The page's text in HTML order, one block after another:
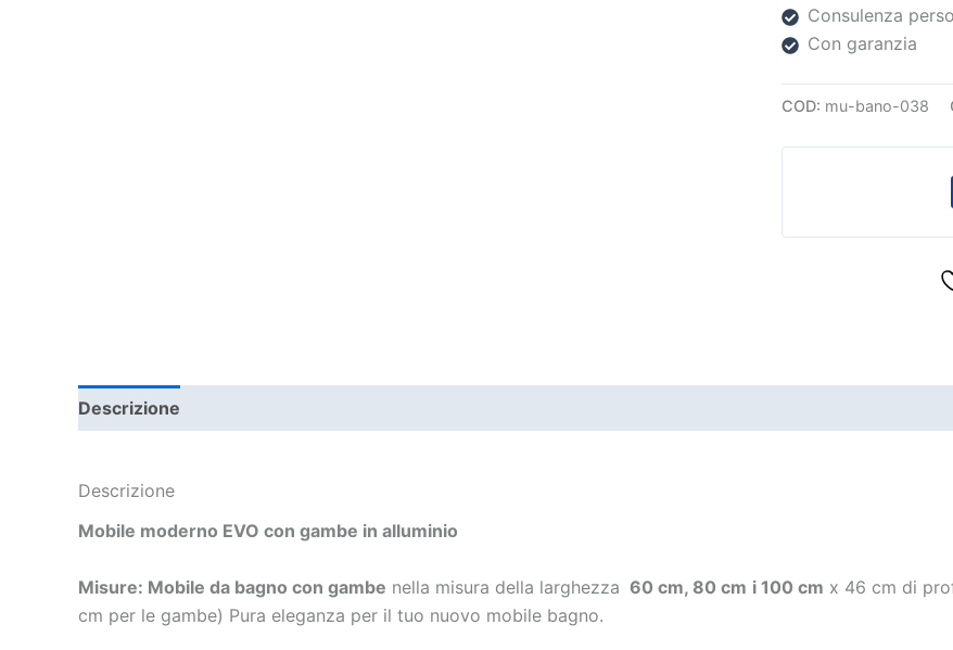
Consulenza
Con garanzia
COD: mu-bano-038
Descrizione
Descrizione
Mobile moderno EVO con gambe in alluminio
Misure: Mobile da bagno con gambe nella misura della larghezza 60 cm, 80 cm i 100 cm x 46 cm di
cm per le gambe) Pura eleganza per il tuo nuovo mobile bagno.